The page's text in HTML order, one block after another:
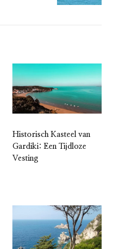
Historisch Kasteel van
Gardiki: Een Tijdloze
Vesting